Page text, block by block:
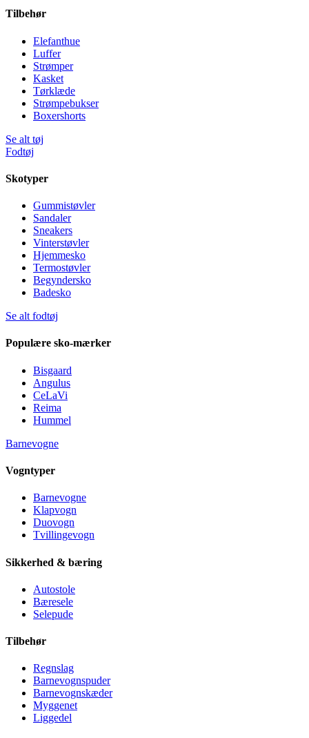
Tilbehør
Elefanthue
Luffer
Strømper
Kasket
Tørklæde
Strømpebukser
Boxershorts
Se alt tøj
Fodtøj
Skotyper
Gummistøvler
Sandaler
Sneakers
Vinterstøvler
Hjemmesko
Termostøvler
Begyndersko
Badesko
Se alt fodtøj
Populære sko-mærker
Bisgaard
Angulus
CeLaVi
Reima
Hummel
Barnevogne
Vogntyper
Barnevogne
Klapvogn
Duovogn
Tvillingevogn
Sikkerhed & bæring
Autostole
Bæresele
Selepude
Tilbehør
Regnslag
Barnevognspuder
Barnevognskæder
Myggenet
Liggedel